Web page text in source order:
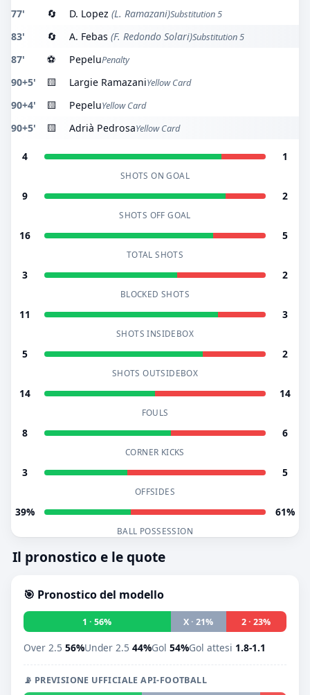
77' 🔄 D. Lopez (L. Ramazani)Substitution 5
83' 🔄 A. Febas (F. Redondo Solari)Substitution 5
87' ⚽ PepeluPenalty
90+5' 🟨 Largie RamazaniYellow Card
90+4' 🟨 PepeluYellow Card
90+5' 🟨 Adrià PedrosaYellow Card
4 1
SHOTS ON GOAL
9 2
SHOTS OFF GOAL
16 5
TOTAL SHOTS
3 2
BLOCKED SHOTS
11 3
SHOTS INSIDEBOX
5 2
SHOTS OUTSIDEBOX
14 14
FOULS
8 6
CORNER KICKS
3 5
OFFSIDES
39% 61%
BALL POSSESSION
Il pronostico e le quote
🎯 Pronostico del modello
1 · 56% X · 21% 2 · 23%
Over 2.5 56%Under 2.5 44%Gol 54%Gol attesi 1.8-1.1
📡 PREVISIONE UFFICIALE API-FOOTBALL